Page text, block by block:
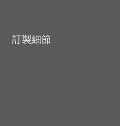
訂製細節